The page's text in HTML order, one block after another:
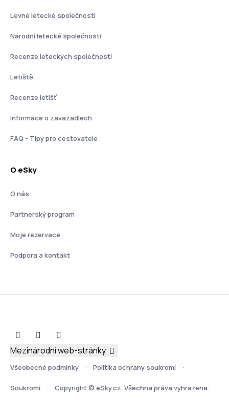
Levné letecké společnosti
Národní letecké společnosti
Recenze leteckých společností
Letiště
Recenze letišť
Informace o zavazadlech
FAQ - Tipy pro cestovatele
O eSky
O nás
Partnerský program
Moje rezervace
Podpora a kontakt
Všeobecné podmínky Politika ochrany soukromí
Soukromí Copyright © eSky.cz. Všechna práva vyhrazena.
Mezinárodní web-stránky